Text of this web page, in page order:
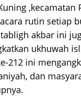
,kecamatan
rutin setiap
akbar ini
ukhuwah
212 ini
dan